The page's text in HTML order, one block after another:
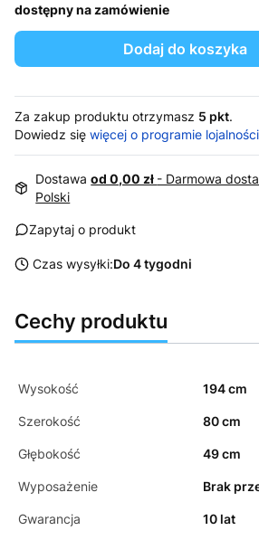
dostępny na zamówienie
Dodaj do koszyka
Za zakup produktu otrzymasz 5 pkt.
Dowiedz się więcej o programie
Dostawaod 0,00 zł - Darmowa
Polski
Zapytaj o produkt
Czas wysyłki:Do 4 tygodni
Cechy produktu
Wysokość 194 cm
Szerokość 80 cm
Głębokość 49 cm
Wyposażenie Brak
Gwarancja 10 lat